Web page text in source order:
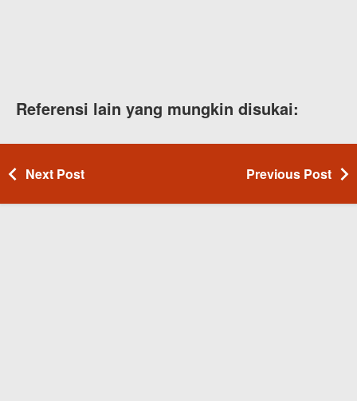
Referensi lain yang mungkin disukai:
Next Post Previous Post